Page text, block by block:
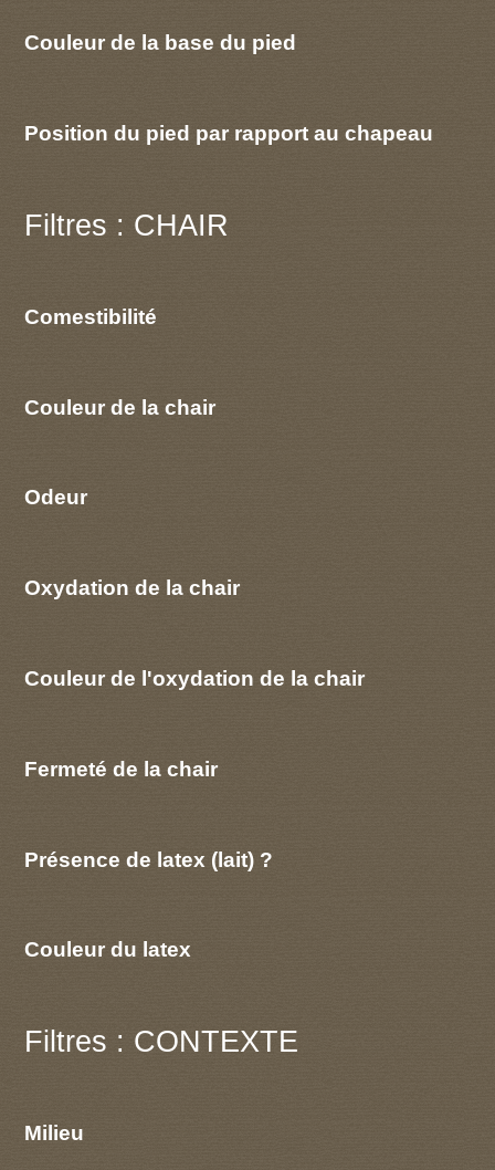
Couleur de la base du pied
Position du pied par rapport au chapeau
Filtres : CHAIR
Comestibilité
Couleur de la chair
Odeur
Oxydation de la chair
Couleur de l'oxydation de la chair
Fermeté de la chair
Présence de latex (lait) ?
Couleur du latex
Filtres : CONTEXTE
Milieu